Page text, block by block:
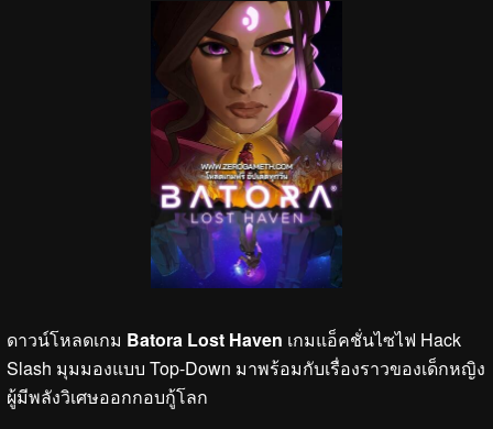
ดาวน์โหลดเกม Batora Lost Haven เกมแอ็คชั่นไซไฟ Hack
Slash มุมมองแบบ Top-Down มาพร้อมกับเรื่องราวของเด็กหญิง
ผู้มีพลังวิเศษออกกอบกู้โลก